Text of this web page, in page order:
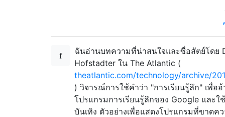
ฉันอ่านบทความที่น่าสนใจและซื่อสัตย์โดย
Hofstadter ใน The Atlantic (
theatlantic.com/technology/archive/
) วิจารณ์การใช้คำว่า "การเรียนรู้ลึก" เพื่ออ้
โปรแกรมการเรียนรู้ลึกของ Google และใ
บันเทิง ตัวอย่างเพื่อแสดงโปรแกรมที่ขาดค